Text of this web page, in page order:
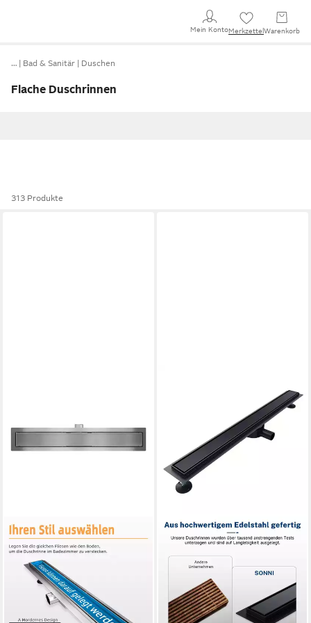
Mein KontoMerkzettel Warenkorb
… Bad & Sanitär Duschen
Flache Duschrinnen
313 Produkte